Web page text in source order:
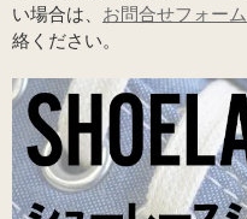
い場合は、 お問合せフォーム
絡ください。